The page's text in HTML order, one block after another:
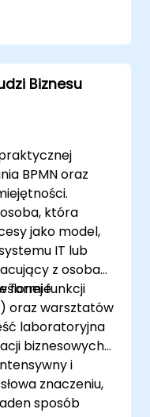
procesów
definicjiBiznesu
BPMN oraz
która
jako model,
IT lub
z osobami
funkcji
formie
oraz warsztatów
laboratoryjna
biznesowych
i
znaczeniu,
sposób